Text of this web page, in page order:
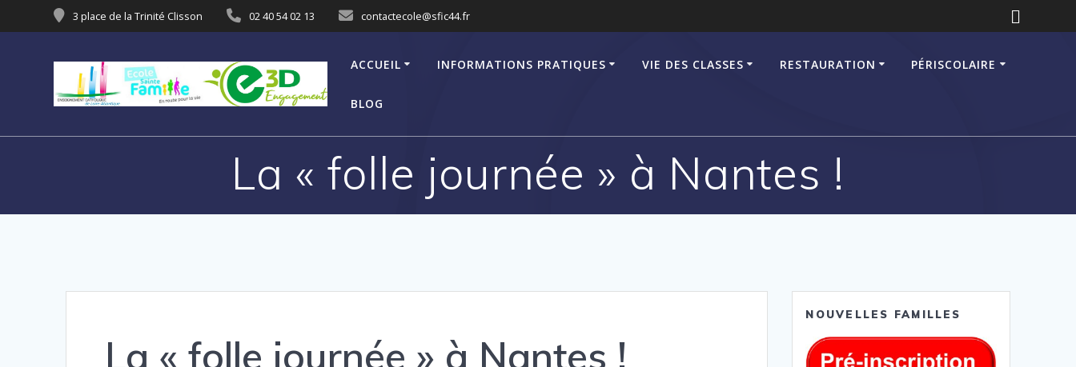
3 place de la Trinité Clisson 02 40 54 02 13 contactecole@sfic44.fr
ACCUEIL INFORMATIONS PRATIQUES VIE DES CLASSES RESTAURATION PÉRISCOLAIRE
BLOG
La « folle journée » à Nantes !
La « folle journée » à Nantes !
NOUVELLES FAMILLES